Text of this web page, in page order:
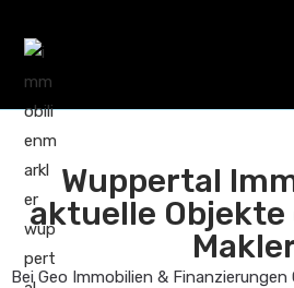
Wuppertal
aktuelle
Bei Geo Immobilien & Finanzierungen